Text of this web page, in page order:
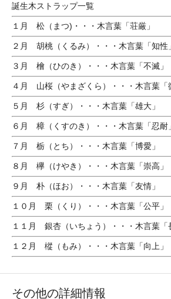
誕生木ストラップ一覧
１月 松（まつ)・・・木言葉「荘厳」
２月 胡桃（くるみ）・・・木言葉「知性」
３月 檜（ひのき）・・・木言葉「不滅」
４月 山桜（やまざくら）・・・木言葉「
５月 杉（すぎ）・・・木言葉「雄大」
６月 樟（くすのき）・・・木言葉「忍耐」
７月 栃（とち）・・・木言葉「博愛」
８月 欅（けやき）・・・木言葉「崇高」
９月 朴（ほお）・・・木言葉「友情」
１０月 栗（くり）・・・木言葉「公平」
１１月 銀杏（いちょう）・・・木言葉「
１２月 樅（もみ）・・・木言葉「向上」
その他の詳細情報